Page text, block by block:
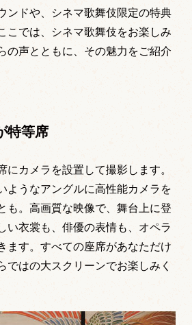
ンドや、シネマ歌舞伎限定の特典
こでは、シネマ歌舞伎をお楽しみ
の声とともに、その魅力をご紹介
特等席
にカメラを設置して撮影します。
ようなアングルに高性能カメラを
も。高画質な映像で、舞台上に登
い衣裳も、俳優の表情も、オペラ
ます。すべての座席があなただけ
ではの大スクリーンでお楽しみく